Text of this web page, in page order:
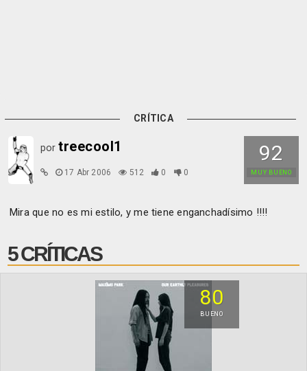
CRÍTICA
92
MUY BUENO
portreecool1
17 Abr 2006 512 0 0
Mira que no es mi estilo, y me tiene enganchadísimo !!!!
5 CRÍTICAS
80
BUENO